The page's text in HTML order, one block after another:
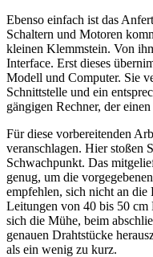
Ebenso einfach ist das
Schaltern und Motoren
kleinen Klemmstein. Von
Interface. Erst dieses
Modell und Computer. Sie
Schnittstelle und ein
gängigen Rechner, der
Für diese vorbereitenden
veranschlagen. Hier stoßen
Schwachpunkt. Das
genug, um die
empfehlen, sich nicht an die
Leitungen von 40 bis 50 cm
sich die Mühe, beim
genauen Drahtstücke
als ein wenig zu kurz.